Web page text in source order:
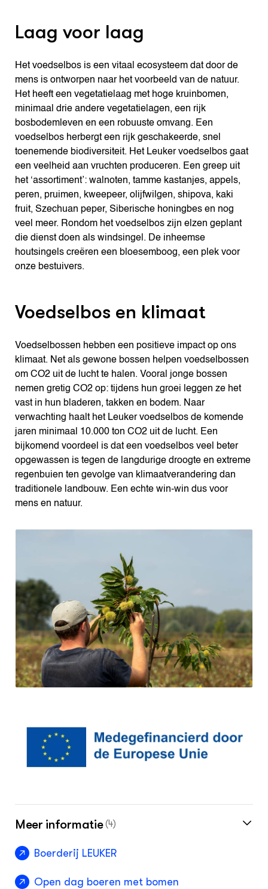
Laag voor laag
Het voedselbos is een vitaal ecosysteem dat door de
mens is ontworpen naar het voorbeeld van de natuur.
Het heeft een vegetatielaag met hoge kruinbomen,
minimaal drie andere vegetatielagen, een rijk
bosbodemleven en een robuuste omvang. Een
voedselbos herbergt een rijk geschakeerde, snel
toenemende biodiversiteit. Het Leuker voedselbos gaat
een veelheid aan vruchten produceren. Een greep uit
het ‘assortiment’: walnoten, tamme kastanjes, appels,
peren, pruimen, kweepeer, olijfwilgen, shipova, kaki
fruit, Szechuan peper, Siberische honingbes en nog
veel meer. Rondom het voedselbos zijn elzen geplant
die dienst doen als windsingel. De inheemse
houtsingels creëren een bloesemboog, een plek voor
onze bestuivers.
Voedselbos en klimaat
Voedselbossen hebben een positieve impact op ons
klimaat. Net als gewone bossen helpen voedselbossen
om CO2 uit de lucht te halen. Vooral jonge bossen
nemen gretig CO2 op: tijdens hun groei leggen ze het
vast in hun bladeren, takken en bodem. Naar
verwachting haalt het Leuker voedselbos de komende
jaren minimaal 10.000 ton CO2 uit de lucht. Een
bijkomend voordeel is dat een voedselbos veel beter
opgewassen is tegen de langdurige droogte en extreme
regenbuien ten gevolge van klimaatverandering dan
traditionele landbouw. Een echte win-win dus voor
mens en natuur.
Meer informatie (4)
Boerderij LEUKER
Open dag boeren met bomen